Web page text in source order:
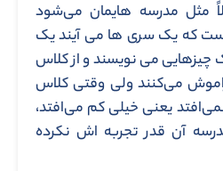
مثل مدرسه هایمان می‌شود
که یک سری ها می آیند یک
چیزهایی می نویسند و از کلاس
می‌کنند ولی وقتی کلاس
یعنی خیلی کم می‌افتد،
آن قدر تجربه اش نکرده